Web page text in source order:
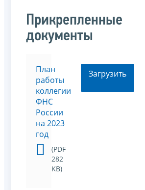
Прикрепленные
документы
План
работы
коллегии
ФНС
России
на 2023
год
(PDF
282
KB)
Загрузить